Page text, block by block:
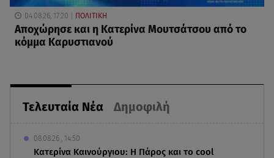
Τελευταία Νέα Δημοφιλή
08.08.26 , 14:50
Κατερίνα Καινούργιου: Η Πάρος και το cool
04.08.26, 17:20 ΠΟΛΙΤΙΚΗ
Αποχώρησε και η Κατερίνα Μουτσάτσου από το
κόμμα Καρυστιανού